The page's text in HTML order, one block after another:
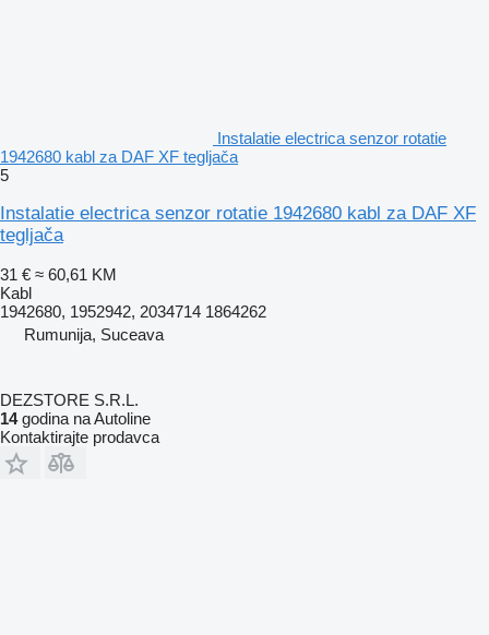
Instalatie electrica senzor rotatie
1942680 kabl za DAF XF tegljača
5
Instalatie electrica senzor rotatie 1942680 kabl za DAF XF
tegljača
31 € ≈ 60,61 KM
Kabl
1942680, 1952942, 2034714 1864262
Rumunija, Suceava
DEZSTORE S.R.L.
14godina na Autoline
Kontaktirajte prodavca